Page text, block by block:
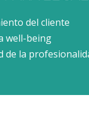
del cliente
well-being
de la